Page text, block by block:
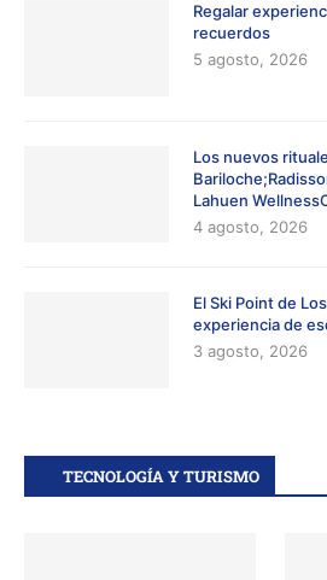
Regalar
recuerdos
5 agosto, 2026
Los nuevos
Lahuen
4 agosto, 2026
El Ski Point de
experiencia de
3 agosto, 2026
TECNOLOGÍA Y TURISMO